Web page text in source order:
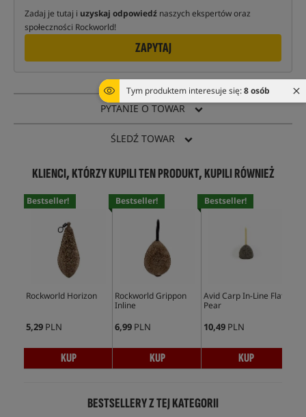
Tym produktem interesuje się:8 osób
Zadaj je tutaj i uzyskaj odpowiedź naszych ekspertów oraz
społeczności Rockworld!
ZAPYTAJ
PYTANIE O TOWAR
ŚLEDŹ TOWAR
KLIENCI, KTÓRZY KUPILI TEN PRODUKT, KUPILI RÓWNIEŻ
Bestseller!
Rockworld Horizon
5,29 PLN
KUP
Bestseller!
Rockworld Grippon
Inline
6,99 PLN
KUP
Bestseller!
Avid Carp In-Line Flat
Pear
10,49 PLN
KUP
BESTSELLERY Z TEJ KATEGORII